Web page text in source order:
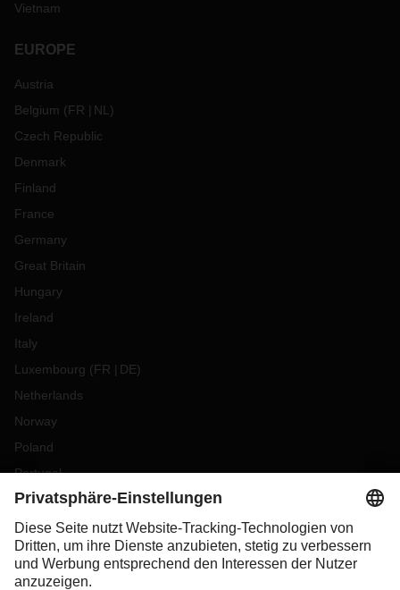
Vietnam
EUROPE
Austria
Belgium (FR NL )
Czech Republic
Denmark
Finland
France
Germany
Great Britain
Hungary
Ireland
Italy
Luxembourg (FR DE)
Netherlands
Norway
Poland
Portugal
Romania
Slovakia
Spain
Sweden